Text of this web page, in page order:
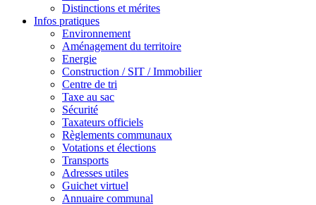
Distinctions et mérites
Infos pratiques
Environnement
Aménagement du territoire
Energie
Construction / SIT / Immobilier
Centre de tri
Taxe au sac
Sécurité
Taxateurs officiels
Règlements communaux
Votations et élections
Transports
Adresses utiles
Guichet virtuel
Annuaire communal